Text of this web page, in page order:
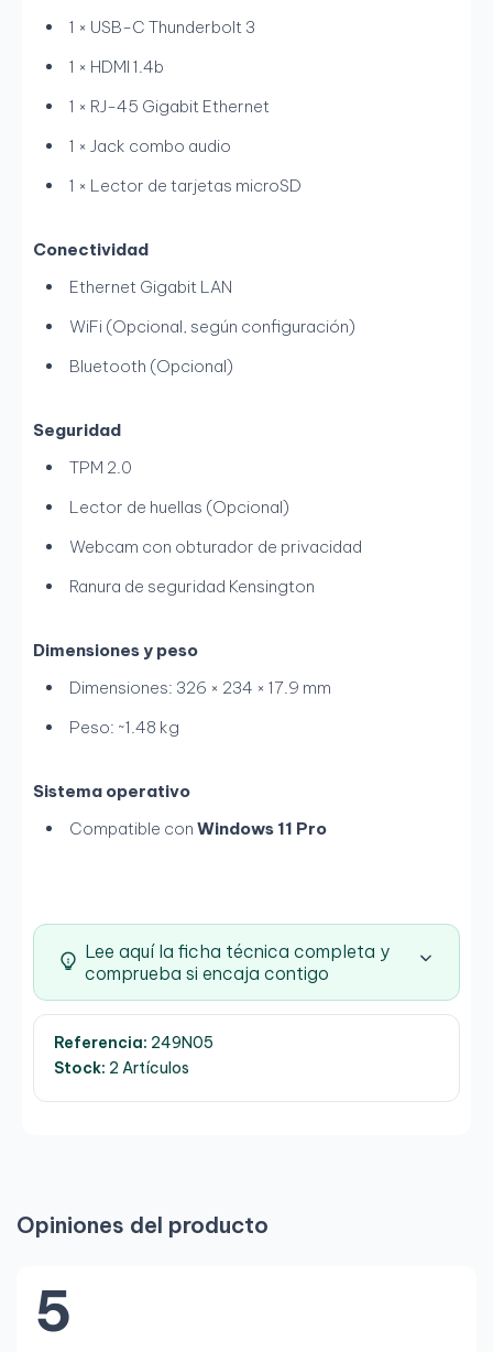
1 × USB-C Thunderbolt 3
1 × HDMI 1.4b
1 × RJ-45 Gigabit Ethernet
1 × Jack combo audio
1 × Lector de tarjetas microSD
Conectividad
Ethernet Gigabit LAN
WiFi (Opcional, según configuración)
Bluetooth (Opcional)
Seguridad
TPM 2.0
Lector de huellas (Opcional)
Webcam con obturador de privacidad
Ranura de seguridad Kensington
Dimensiones y peso
Dimensiones: 326 × 234 × 17.9 mm
Peso: ~1.48 kg
Sistema operativo
Compatible con Windows 11 Pro
Lee aquí la ficha técnica completa y
comprueba si encaja contigo
Referencia: 249N05
Stock: 2 Artículos
Opiniones del producto
5